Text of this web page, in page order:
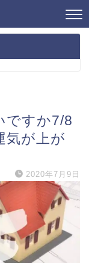
ですか7/8
気が上が
2020年7月9日